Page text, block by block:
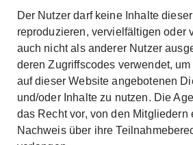
Der Nutzer darf keine Inhalte
reproduzieren, vervielfältigen oder
auch nicht als anderer Nutzer
deren Zugriffscodes verwendet,
auf dieser Website angebotenen
und/oder Inhalte zu nutzen. Die
das Recht vor, von den Mitgliedern
Nachweis über ihre